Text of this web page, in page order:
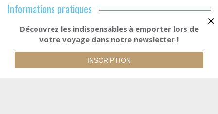
Informations pratiques
Hébergements
Nos services
A partir de
1140€ RÉSERVER
Découvrez les indispensables à emporter lors de
votre voyage dans notre newsletter !
INSCRIPTION
×